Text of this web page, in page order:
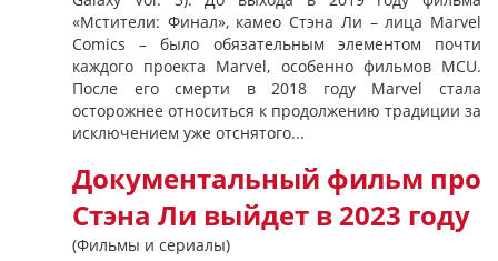
«Мстители: Финал», камео Стэна Ли – лица Marvel
Comics – было обязательным элементом почти
каждого проекта Marvel, особенно фильмов MCU.
После его смерти в 2018 году Marvel стала
осторожнее относиться к продолжению традиции за
исключением уже отснятого...
Документальный фильм про
Стэна Ли выйдет в 2023 году
(Фильмы и сериалы)